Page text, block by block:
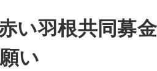
い羽根共同募金
い